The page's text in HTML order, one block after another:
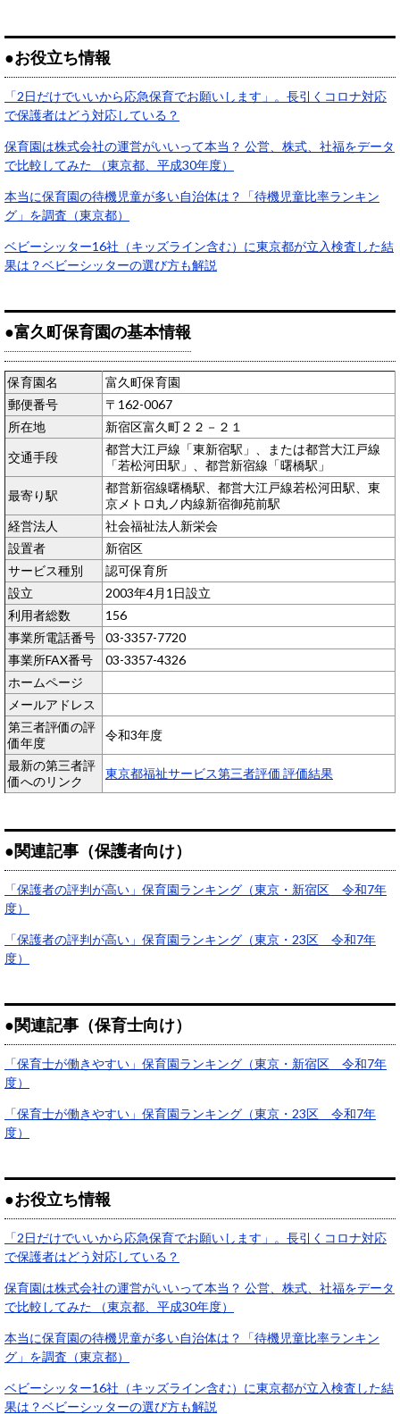
●お役立ち情報
「2日だけでいいから応急保育でお願いします」。長引くコロナ対応
で保護者はどう対応している？
保育園は株式会社の運営がいいって本当？ 公営、株式、社福をデータ
で比較してみた （東京都、平成30年度）
本当に保育園の待機児童が多い自治体は？「待機児童比率ランキン
グ」を調査（東京都）
ベビーシッター16社（キッズライン含む）に東京都が立入検査した結
果は？ベビーシッターの選び方も解説
●富久町保育園の基本情報
保育園名
富久町保育園
郵便番号
〒162-0067
所在地
新宿区富久町２２－２１
交通手段
都営大江戸線「東新宿駅」、または都営大江戸線
「若松河田駅」、都営新宿線「曙橋駅」
最寄り駅
都営新宿線曙橋駅、都営大江戸線若松河田駅、東
京メトロ丸ノ内線新宿御苑前駅
経営法人
社会福祉法人新栄会
設置者
新宿区
サービス種別
認可保育所
設立
2003年4月1日設立
利用者総数
156
事業所電話番号
03-3357-7720
事業所FAX番号
03-3357-4326
ホームページ
メールアドレス
第三者評価の評
価年度
令和3年度
最新の第三者評
価へのリンク
東京都福祉サービス第三者評価 評価結果
●関連記事（保護者向け）
「保護者の評判が高い」保育園ランキング（東京・新宿区 令和7年
度）
「保護者の評判が高い」保育園ランキング（東京・23区 令和7年
度）
●関連記事（保育士向け）
「保育士が働きやすい」保育園ランキング（東京・新宿区 令和7年
度）
「保育士が働きやすい」保育園ランキング（東京・23区 令和7年
度）
●お役立ち情報
「2日だけでいいから応急保育でお願いします」。長引くコロナ対応
で保護者はどう対応している？
保育園は株式会社の運営がいいって本当？ 公営、株式、社福をデータ
で比較してみた （東京都、平成30年度）
本当に保育園の待機児童が多い自治体は？「待機児童比率ランキン
グ」を調査（東京都）
ベビーシッター16社（キッズライン含む）に東京都が立入検査した結
果は？ベビーシッターの選び方も解説